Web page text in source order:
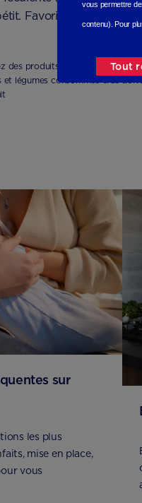
Favorisez les
des produits laitiers nature, les
et légumes consommés crus
sur
les plus
mise en place,
vous
vous permettre
contenu). Pour
Tout